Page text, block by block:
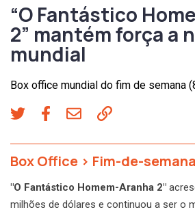
“O Fantástico
2” mantém força a
mundial
Box office mundial do fim de semana
Box Office > Fim-de-semana
"O Fantástico Homem-Aranha 2"
milhões de dólares e continuou a ser o